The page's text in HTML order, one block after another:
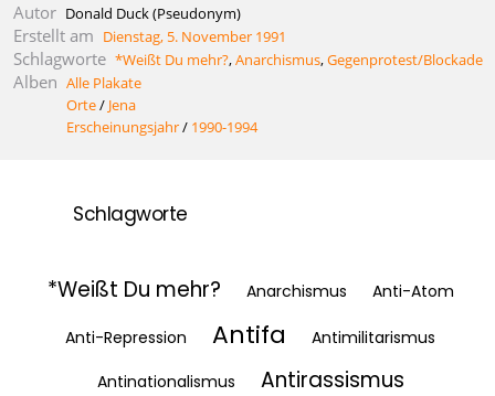
Autor Donald Duck (Pseudonym)
Erstellt am Dienstag, 5. November 1991
Schlagworte *Weißt Du mehr?,Anarchismus,Gegenprotest/Blockade
Alben Alle Plakate
Orte/ Jena
Erscheinungsjahr/ 1990-1994
Schlagworte
*Weißt Du mehr? Anarchismus Anti-Atom
Anti-Repression Antifa
Antimilitarismus
Antinationalismus
Antirassismus